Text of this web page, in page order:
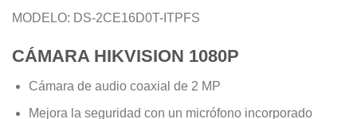
original
era:
$1.450.000.
actual
es:
$135.000.
MODELO: DS-2CE16D0T-ITPFS
CÁMARA HIKVISION 1080P
Cámara de audio coaxial de 2 MP
Mejora la seguridad con un micrófono incorporado